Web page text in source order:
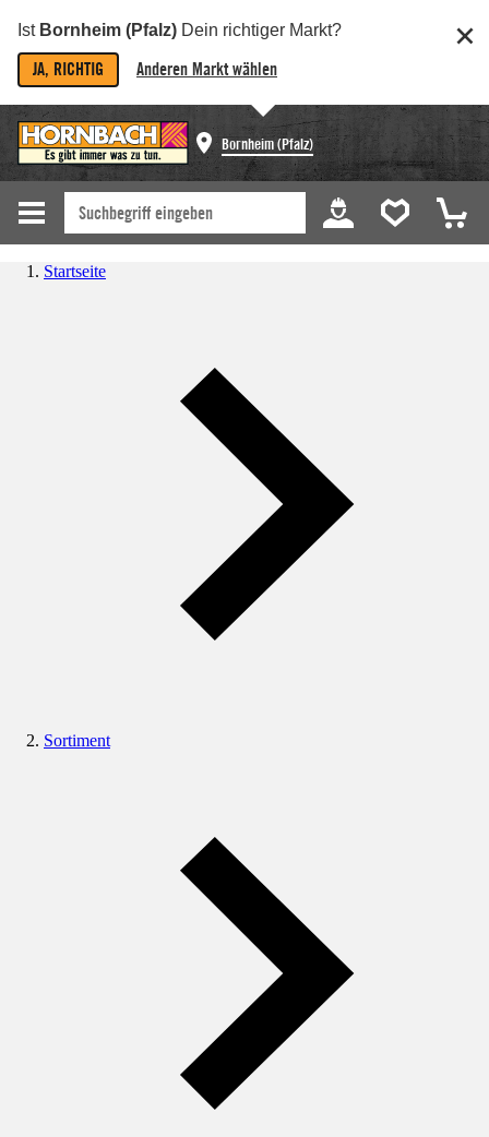
Ist Bornheim (Pfalz) Dein richtiger Markt?
JA, RICHTIG Anderen Markt wählen
Bornheim (Pfalz)
Startseite
Sortiment